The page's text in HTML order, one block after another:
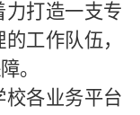
打造一支专
工作队伍，
。
各业务平台